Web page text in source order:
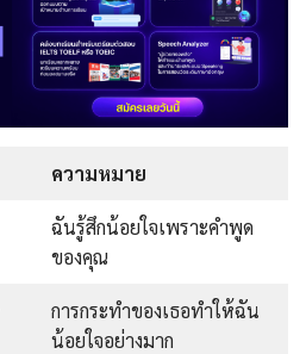
ความหมาย
ฉันรู้สึกน้อยใจเพราะคำพูด
ของคุณ
การกระทำของเธอทำให้ฉัน
น้อยใจอย่างมาก